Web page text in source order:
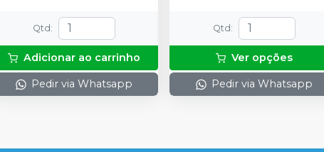
Qtd :
Adicionar ao carrinho
Pedir via Whatsapp
Qtd :
Ver opções
Pedir via Whatsapp